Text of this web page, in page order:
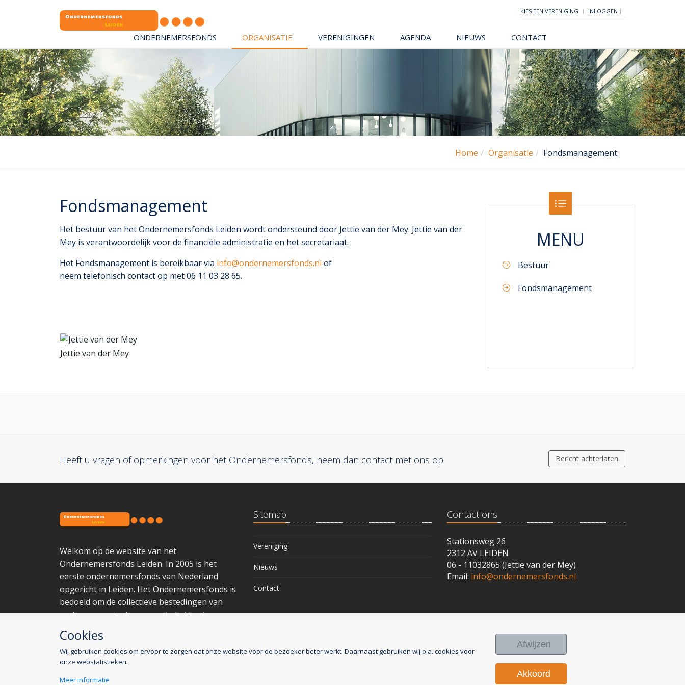
KIES EEN VERENIGING INLOGGEN
ONDERNEMERSFONDS ORGANISATIE VERENIGINGEN AGENDA NIEUWS CONTACT
Home Organisatie Fondsmanagement
Fondsmanagement
Het bestuur van het Ondernemersfonds Leiden wordt ondersteund door Jettie van der Mey. Jettie van der
Mey is verantwoordelijk voor de financiële administratie en het secretariaat.
Het Fondsmanagement is bereikbaar via info@ondernemersfonds.nl of
neem telefonisch contact op met 06 11 03 28 65.
Jettie van der Mey
MENU
Bestuur
Fondsmanagement
Heeft u vragen of opmerkingen voor het Ondernemersfonds, neem dan contact met ons op. Bericht achterlaten
Welkom op de website van het
Ondernemersfonds Leiden. In 2005 is het
eerste ondernemersfonds van Nederland
opgericht in Leiden. Het Ondernemersfonds is
bedoeld om de collectieve bestedingen van
ondernemers in de gemeente Leiden te
Sitemap
Vereniging
Nieuws
Contact
Contact ons
Stationsweg 26
2312 AV LEIDEN
06 - 11032865 (Jettie van der Mey)
Email: info@ondernemersfonds.nl
2026 © Ondernemersfonds Leiden
Cookies
Wij gebruiken cookies om ervoor te zorgen dat onze website voor de bezoeker beter werkt. Daarnaast gebruiken wij o.a. cookies voor
onze webstatistieken.
Meer informatie
Afwijzen
Akkoord